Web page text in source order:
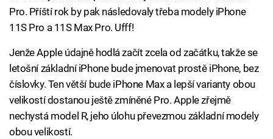
Pro. Příští rok by pak následovaly třeba modely iPhone
11S Pro a 11S Max Pro. Ufff!
Jenže Apple údajně hodlá začít zcela od začátku, takže se
letošní základní iPhone bude jmenovat prostě iPhone, bez
číslovky. Ten větší bude iPhone Max a lepší varianty obou
velikostí dostanou ještě zmíněné Pro. Apple zřejmě
nechystá model R, jeho úlohu převezmou základní modely
obou velikostí.